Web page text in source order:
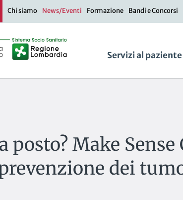
Chi siamo News/Eventi Formazione Bandi e Concorsi
Servizi al paziente
posto? Make
dei